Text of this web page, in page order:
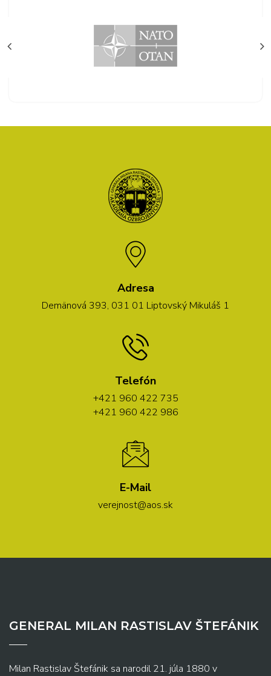
Adresa
Demänová 393, 031 01 Liptovský Mikuláš 1
Telefón
+421 960 422 735
+421 960 422 986
E-Mail
verejnost@aos.sk
GENERAL MILAN RASTISLAV ŠTEFÁNIK
Milan Rastislav Štefánik sa narodil 21. júla 1880 v